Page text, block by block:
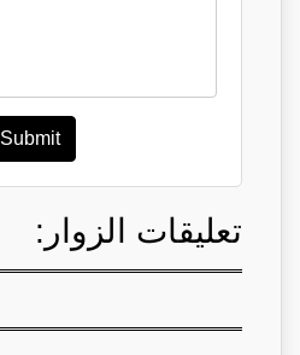
Submit
تعليقات الزوار: